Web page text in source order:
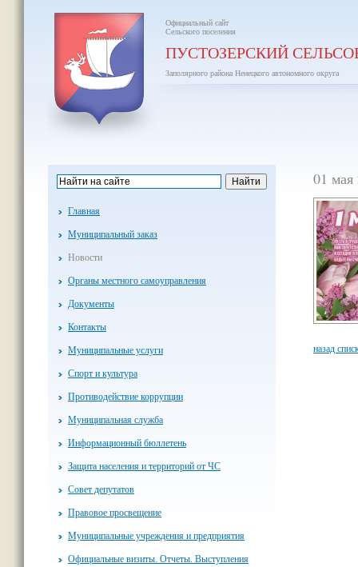
Официальный сайт
Сельского поселения
ПУСТОЗЕРСКИЙ
Заполярного района Ненецкого автономного округа
Главная
Муниципальный заказ
Новости
Органы местного самоуправления
Документы
Контакты
Муниципальные услуги
Спорт и культура
Противодействие коррупции
Муниципальная служба
Информационный бюллетень
Защита населения и территорий от ЧС
Совет депутатов
Правовое просвещение
Муниципальные учреждения и предприятия
Официальные визиты. Отчеты. Выступления
01
назад